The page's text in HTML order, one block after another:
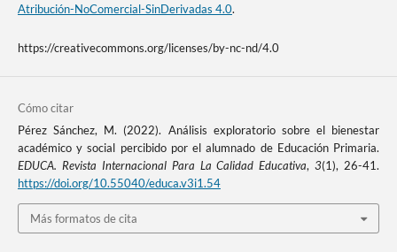
Atribución-NoComercial-SinDerivadas 4.0.
https://creativecommons.org/licenses/by-nc-nd/4.0
Cómo citar
Pérez Sánchez, M. (2022). Análisis exploratorio sobre el bienestar
académico y social percibido por el alumnado de Educación Primaria.
EDUCA. Revista Internacional Para La Calidad Educativa,3(1), 26-41.
https://doi.org/10.55040/educa.v3i1.54
Más formatos de cita